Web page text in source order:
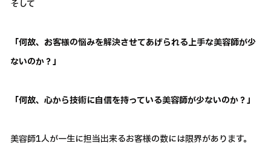
そして
「何故、お客様の悩みを解決させてあげられる上手な美容師が少
ないのか？」
「何故、心から技術に自信を持っている美容師が少ないのか？」
美容師1人が一生に担当出来るお客様の数には限界があります。